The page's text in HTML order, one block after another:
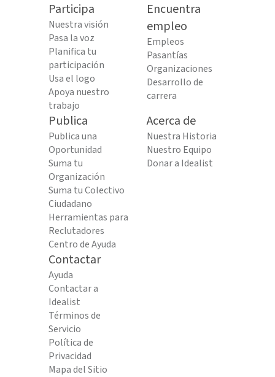
Participa
Nuestra visión
Pasa la voz
Planifica tu
participación
Usa el logo
Apoya nuestro
trabajo
Encuentra
empleo
Empleos
Pasantías
Organizaciones
Desarrollo de
carrera
Publica
Publica una
Oportunidad
Suma tu
Organización
Suma tu Colectivo
Ciudadano
Herramientas para
Reclutadores
Centro de Ayuda
Acerca de
Nuestra Historia
Nuestro Equipo
Donar a Idealist
Contactar
Ayuda
Contactar a
Idealist
Términos de
Servicio
Política de
Privacidad
Mapa del Sitio